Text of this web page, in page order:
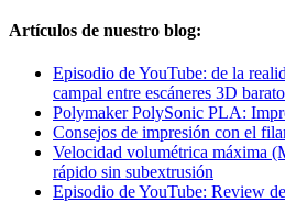
Artículos de nuestro blog:
Episodio de YouTube: de la
campal entre escáneres 3D
Polymaker PolySonic PLA:
Consejos de impresión con el
Velocidad volumétrica máxima
rápido sin subextrusión
Episodio de YouTube: Review